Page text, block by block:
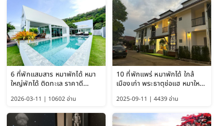
6 ที่พักแสมสาร หมาพักได้ หมา
ใหญ่พักได้ ติดทะเล ราคาดี
2026-03-11 | 10602 อ่าน
10 ที่พักแพร่ หมาพักได้ ใกล้
เมืองเก่า พระธาตุช่อแฮ หมาใหญ่
2025-09-11 | 4439 อ่าน